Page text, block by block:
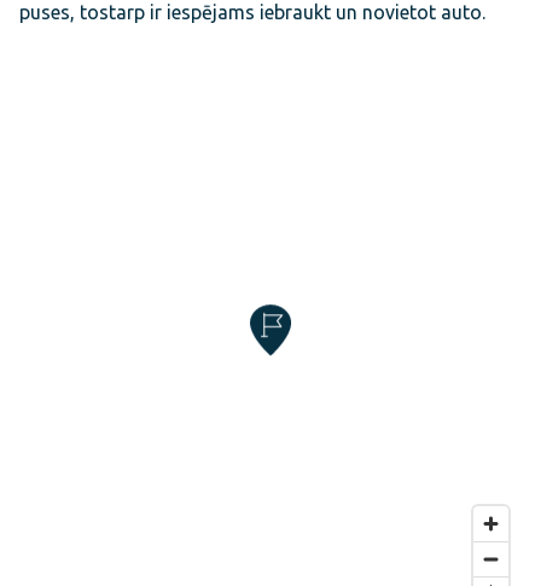
puses, tostarp ir iespējams iebraukt un novietot auto.